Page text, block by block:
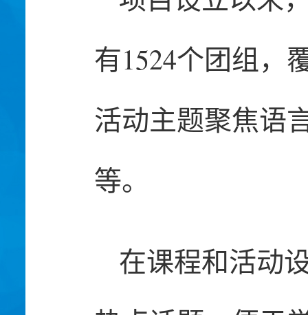
有1524个团组，
活动主题聚焦语
等。
在课程和活动